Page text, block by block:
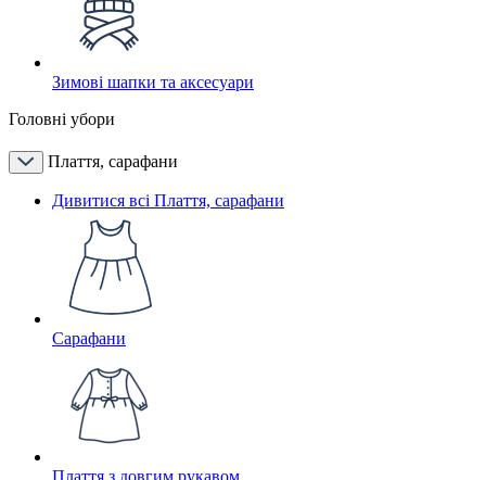
Зимові шапки та аксесуари
Головні убори
Плаття, сарафани
Дивитися всі Плаття, сарафани
Сарафани
Плаття з довгим рукавом